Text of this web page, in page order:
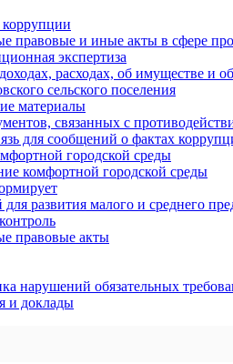
правовые и иные акты в сфере
экспертиза
расходах, об имуществе и
сельского поселения
материалы
связанных с
для сообщений о фактах
городской среды
комфортной городской среды
развития малого и среднего
правовые акты
нарушений обязательных
и доклады